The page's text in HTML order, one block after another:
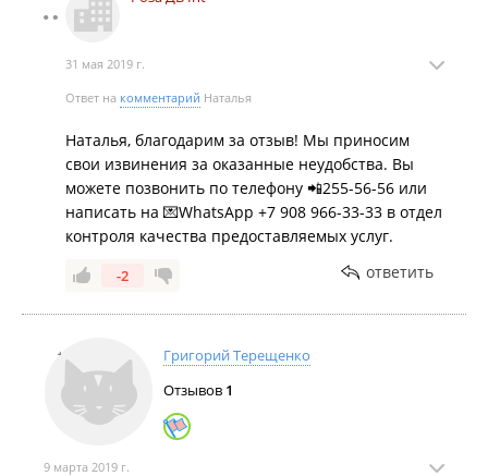
31 мая 2019 г.
Ответ на комментарий Наталья
Наталья, благодарим за отзыв! Мы приносим
свои извинения за оказанные неудобства. Вы
можете позвонить по телефону 📲255-56-56 или
написать на 💌WhatsApp +7 908 966-33-33 в отдел
контроля качества предоставляемых услуг.
-2 ответить
Григорий Терещенко
Отзывов 1
9 марта 2019 г.